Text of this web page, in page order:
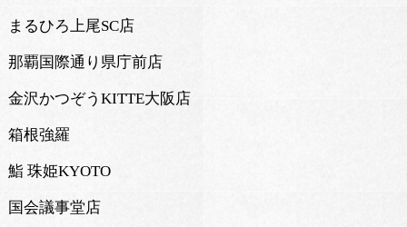
まるひろ上尾SC店
那覇国際通り県庁前店
金沢かつぞうKITTE大阪店
箱根強羅
鮨 珠姫KYOTO
国会議事堂店